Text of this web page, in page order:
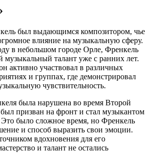
был выдающимся композитором, чье
влияние на музыкальную сферу.
в небольшом городе Орле, Френкель
музыкальный талант уже с ранних лет.
активно участвовал в различных
и группах, где демонстрировал
чувствительность.
была нарушена во время Второй
призван на фронт и стал музыкантом
Это было сложное время, но Френкель
и способ выразить свои эмоции.
вдохновения для его
и талант не остались